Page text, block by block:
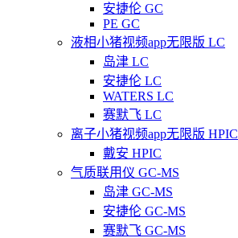
安捷伦 GC
PE GC
液相小猪视频app无限版 LC
岛津 LC
安捷伦 LC
WATERS LC
赛默飞 LC
离子小猪视频app无限版 HPIC
戴安 HPIC
气质联用仪 GC-MS
岛津 GC-MS
安捷伦 GC-MS
赛默飞 GC-MS